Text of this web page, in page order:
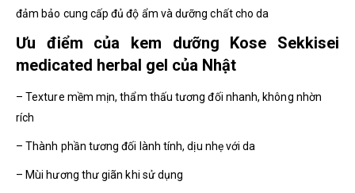
đảm bảo cung cấp đủ độ ẩm và dưỡng chất cho da
Ưu điểm của kem dưỡng Kose Sekkisei
medicated herbal gel của Nhật
– Texture mềm mịn, thẩm thấu tương đối nhanh, không nhờn
rích
– Thành phần tương đối lành tính, dịu nhẹ với da
– Mùi hương thư giãn khi sử dụng